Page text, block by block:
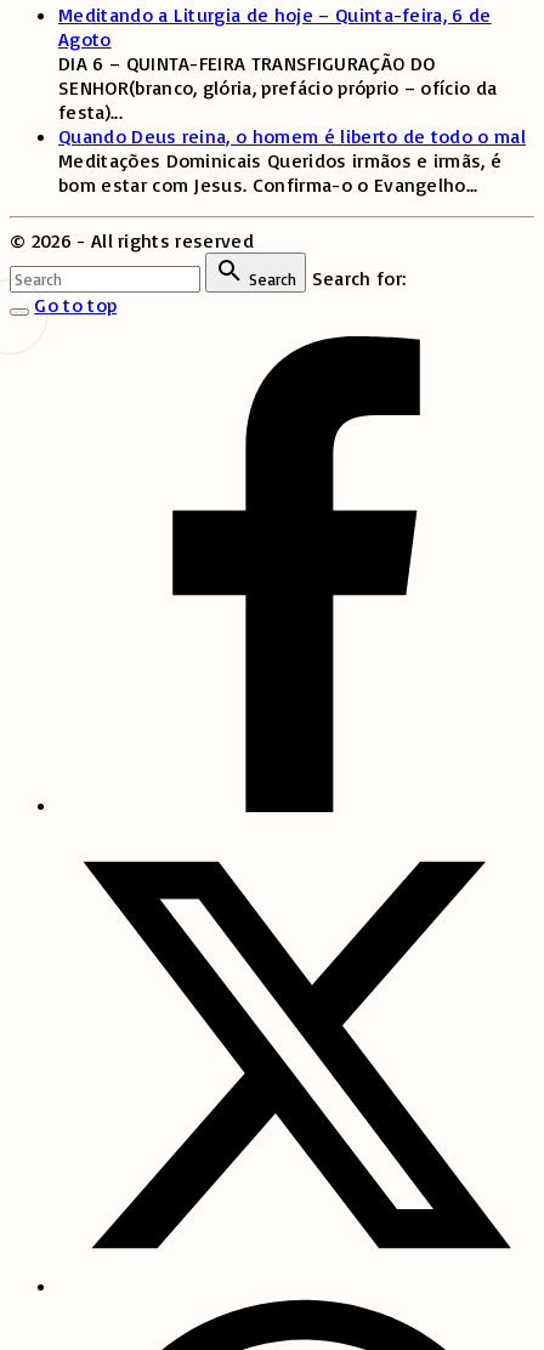
Meditando a Liturgia de hoje – Quinta-feira, 6 de
Agoto
DIA 6 – QUINTA-FEIRA TRANSFIGURAÇÃO DO
SENHOR(branco, glória, prefácio próprio – ofício da
festa)...
Quando Deus reina, o homem é liberto de todo o mal
Meditações Dominicais Queridos irmãos e irmãs, é
bom estar com Jesus. Confirma-o o Evangelho...
© 2026 - All rights reserved
Search
Search for:
Go to top